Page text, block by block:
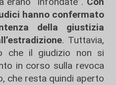
hanno confermato
della giustizia
. Tuttavia,
che il giudizio non si
in corso sulla revoca
che resta quindi aperto